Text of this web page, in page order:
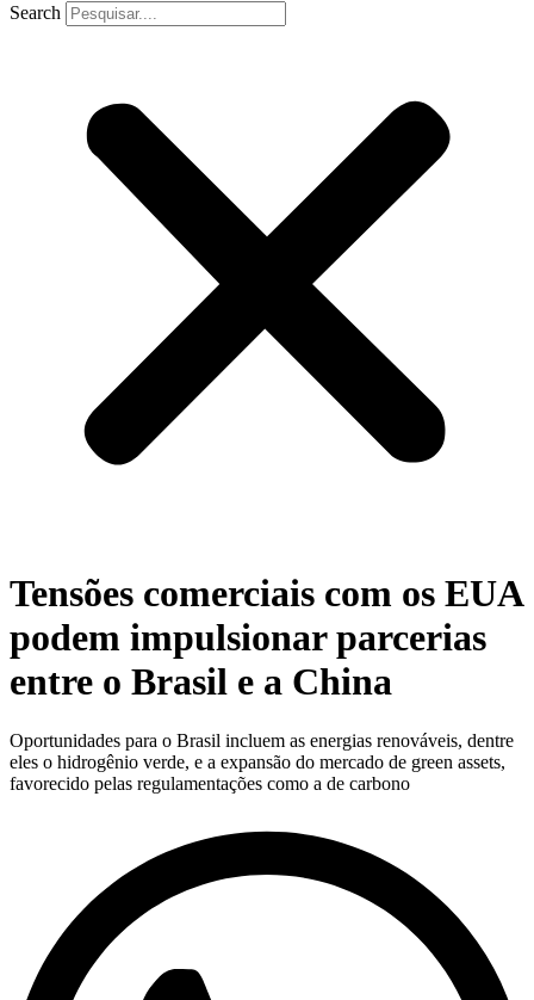
Search
Tensões comerciais com os EUA
podem impulsionar parcerias
entre o Brasil e a China
Oportunidades para o Brasil incluem as energias renováveis, dentre
eles o hidrogênio verde, e a expansão do mercado de green assets,
favorecido pelas regulamentações como a de carbono